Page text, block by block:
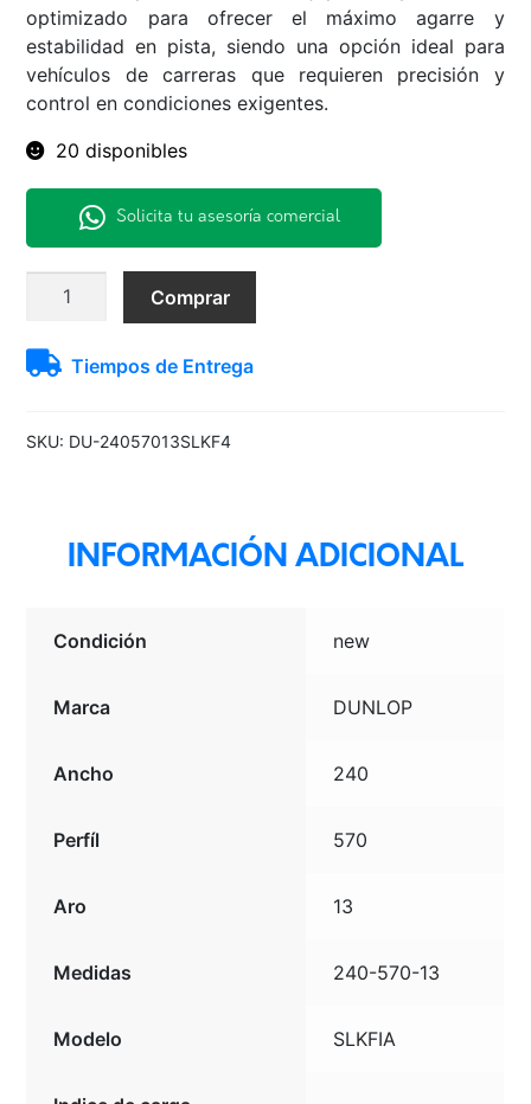
optimizado para ofrecer el máximo agarre y
estabilidad en pista, siendo una opción ideal para
vehículos de carreras que requieren precisión y
control en condiciones exigentes.
20 disponibles
Solicita tu asesoría comercial
240/570R13
Race-
JAP
Comprar
Tiempos de Entrega
SKU: DU-24057013SLKF4
INFORMACIÓN ADICIONAL
Condición new
Marca DUNLOP
Ancho 240
Perfíl 570
Aro 13
Medidas 240-570-13
Modelo SLKFIA